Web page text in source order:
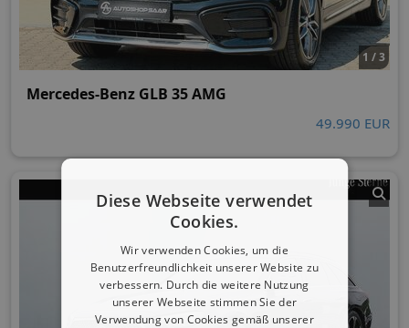
1 / 3
Mercedes-Benz GLB 35 AMG
49.990 EUR
Diese Webseite verwendet
Cookies.
Wir verwenden Cookies, um die
Benutzerfreundlichkeit unserer Website zu
verbessern. Durch die weitere Nutzung
unserer Webseite stimmen Sie der
Verwendung von Cookies gemäß unserer